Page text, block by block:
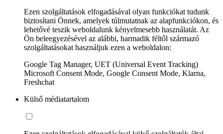
Ezen szolgáltatások elfogadásával olyan funkciókat tudunk
biztosítani Önnek, amelyek túlmutatnak az alapfunkciókon, és
lehetővé teszik weboldalunk kényelmesebb használatát. Az
Ön beleegyezésével az alábbi, harmadik féltől származó
szolgáltatásokat használjuk ezen a weboldalon:
Google Tag Manager, UET (Universal Event Tracking)
Microsoft Consent Mode, Google Consent Mode, Klarna,
Freshchat
Külső médiatartalom